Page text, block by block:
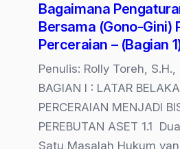
Bagaimana
Bersama (Gono-Gini)
Perceraian – (Bagian
Penulis: Rolly Toreh,
BAGIAN I : LATAR
PERCERAIAN MENJADI
PEREBUTAN ASET 1.1
Satu Masalah Hukum